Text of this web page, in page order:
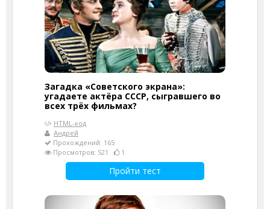
Загадка «Советского экрана»:
угадаете актёра СССР, сыгравшего во
всех трёх фильмах?
HTML-код
Андрей
Прохождений: 165
Просмотров: 521
1
Пройти тест